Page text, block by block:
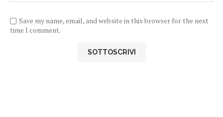
Save my name, email, and website in this browser for the next
time I comment.